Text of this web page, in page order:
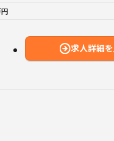
求人詳細